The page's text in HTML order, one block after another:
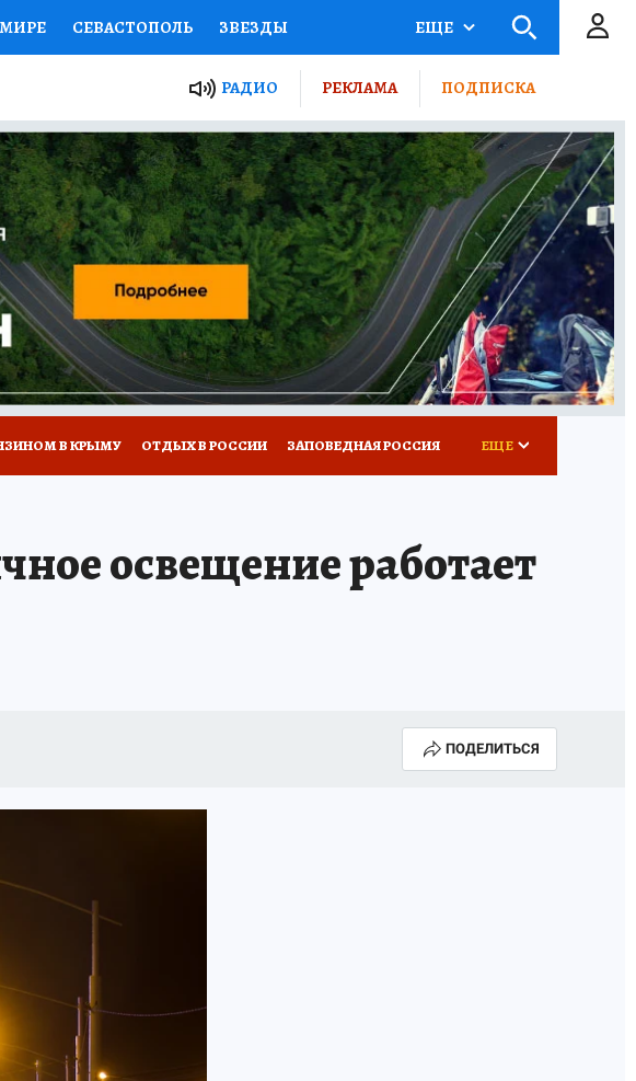
СЕВАСТОПОЛЬ ЗВЕЗДЫ
НАЦИОНАЛЬНЫЕ ПРОЕКТЫ РОССИИ
ЖЕНСКИЕ СЕКРЕТЫ ПУТЕВОДИТЕЛЬ
ДЕФИЦИТ ЖЕЛЕЗА ТУРИЗМ
ПОТРЕБИТЕЛЯ ВСЕ О КП РАДИО КП
ЕЩЕ
РАДИО РЕКЛАМА ПОДПИСКА
В КРЫМУ ОТДЫХ В РОССИИ ЗАПОВЕДНАЯ РОССИЯ ЕЩЕ
освещение работает
ПОДЕЛИТЬСЯ